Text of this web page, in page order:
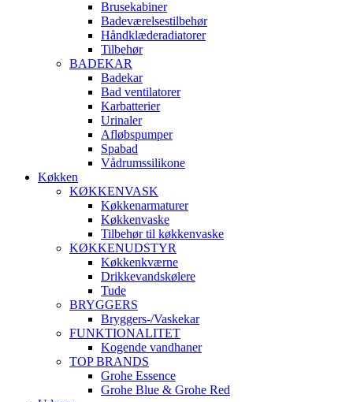
Brusekabiner
Badeværelsestilbehør
Håndklæderadiatorer
Tilbehør
BADEKAR
Badekar
Bad ventilatorer
Karbatterier
Urinaler
Afløbspumper
Spabad
Vådrumssilikone
Køkken
KØKKENVASK
Køkkenarmaturer
Køkkenvaske
Tilbehør til køkkenvaske
KØKKENUDSTYR
Køkkenkværne
Drikkevandskølere
Tude
BRYGGERS
Bryggers-/Vaskekar
FUNKTIONALITET
Kogende vandhaner
TOP BRANDS
Grohe Essence
Grohe Blue & Grohe Red